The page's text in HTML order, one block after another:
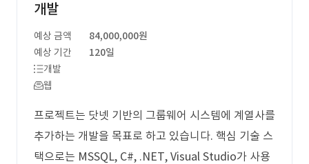
개발
예상 금액
84,000,000원
예상 기간
120일
개발
웹
프로젝트는 닷넷 기반의 그룹웨어 시스템에 계열사를
추가하는 개발을 목표로 하고 있습니다. 핵심 기술 스
택으로는 MSSQL, C#, .NET, Visual Studio가 사용